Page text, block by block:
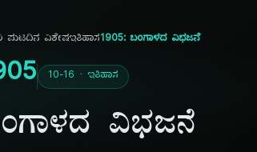
ಪುಟದಿನ ವಿಶೇಷಇತಿಹಾಸ1905: ಬಂಗಾಳದ ವಿಭಜನೆ
10-16 · ಇತಿಹಾಸ
ವಿಭಜನೆ